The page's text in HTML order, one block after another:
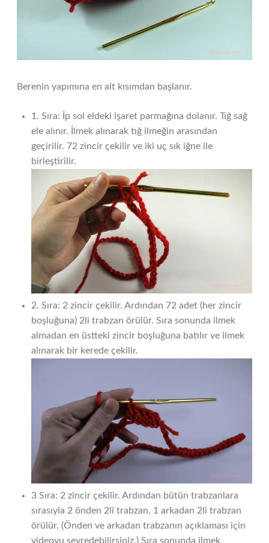
Berenin yapımına en alt kısımdan başlanır.
1. Sıra: İp sol eldeki işaret parmağına dolanır. Tığ sağ
ele alınır. İlmek alınarak tığ ilmeğin arasından
geçirilir. 72 zincir çekilir ve iki uç sık iğne ile
birleştirilir.
2. Sıra: 2 zincir çekilir. Ardından 72 adet (her zincir
boşluğuna) 2li trabzan örülür. Sıra sonunda ilmek
almadan en üstteki zincir boşluğuna batılır ve ilmek
alınarak bir kerede çekilir.
3 Sıra: 2 zincir çekilir. Ardından bütün trabzanlara
sırasıyla 2 önden 2li trabzan, 1 arkadan 2li trabzan
örülür. (Önden ve arkadan trabzanın açıklaması için
videoyu seyredebilirsiniz.) Sıra sonunda ilmek